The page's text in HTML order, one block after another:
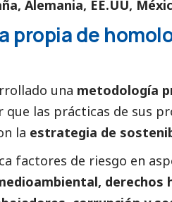
Alemania, EE.UU,
propia de
una metodología
las prácticas de sus
la estrategia de
factores de riesgo en
derechos